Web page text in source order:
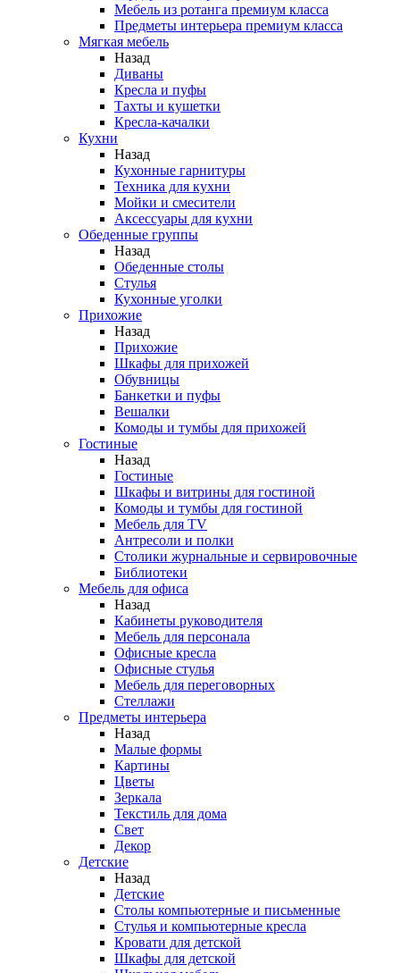
Мебель из ротанга премиум класса
Предметы интерьера премиум класса
Мягкая мебель
Назад
Диваны
Кресла и пуфы
Тахты и кушетки
Кресла-качалки
Кухни
Назад
Кухонные гарнитуры
Техника для кухни
Мойки и смесители
Аксессуары для кухни
Обеденные группы
Назад
Обеденные столы
Стулья
Кухонные уголки
Прихожие
Назад
Прихожие
Шкафы для прихожей
Обувницы
Банкетки и пуфы
Вешалки
Комоды и тумбы для прихожей
Гостиные
Назад
Гостиные
Шкафы и витрины для гостиной
Комоды и тумбы для гостиной
Мебель для TV
Антресоли и полки
Столики журнальные и сервировочные
Библиотеки
Мебель для офиса
Назад
Кабинеты руководителя
Мебель для персонала
Офисные кресла
Офисные стулья
Мебель для переговорных
Стеллажи
Предметы интерьера
Назад
Малые формы
Картины
Цветы
Зеркала
Текстиль для дома
Свет
Декор
Детские
Назад
Детские
Столы компьютерные и письменные
Стулья и компьютерные кресла
Кровати для детской
Шкафы для детской